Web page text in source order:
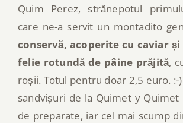
Quim Perez, strănepotul
care ne-a servit un montadito
conservă, acoperite cu caviar și
felie rotundă de pâine prăjită,
roșii. Totul pentru doar 2,5 euro. :-
sandvișuri de la Quimet y Quimet
de preparate, iar cel mai scump